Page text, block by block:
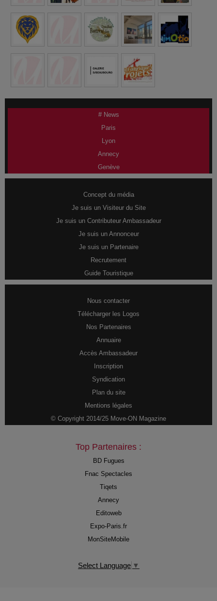
# News
Paris
Lyon
Annecy
Genève
Concept du média
Je suis un Visiteur du Site
Je suis un Contributeur Ambassadeur
Je suis un Annonceur
Je suis un Partenaire
Recrutement
Guide Touristique
Nous contacter
Télécharger les Logos
Nos Partenaires
Annuaire
Accès Ambassadeur
Inscription
Syndication
Plan du site
Mentions légales
© Copyright 2014/25 Move-ON Magazine
Top Partenaires :
BD Fugues
Fnac Spectacles
Tiqets
Annecy
Editoweb
Expo-Paris.fr
MonSiteMobile
Select Language ▼